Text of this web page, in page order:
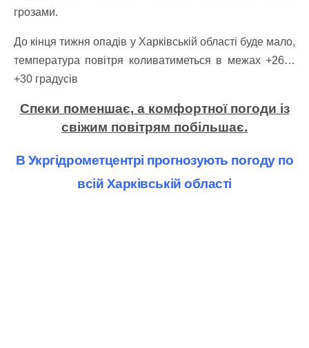
грозами.
До кінця тижня опадів у Харківській області буде мало,
температура повітря коливатиметься в межах +26…
+30 градусів
Спеки поменшає, а комфортної погоди із
свіжим повітрям побільшає.
В Укргідрометцентрі прогнозують погоду по
всій Харківській області